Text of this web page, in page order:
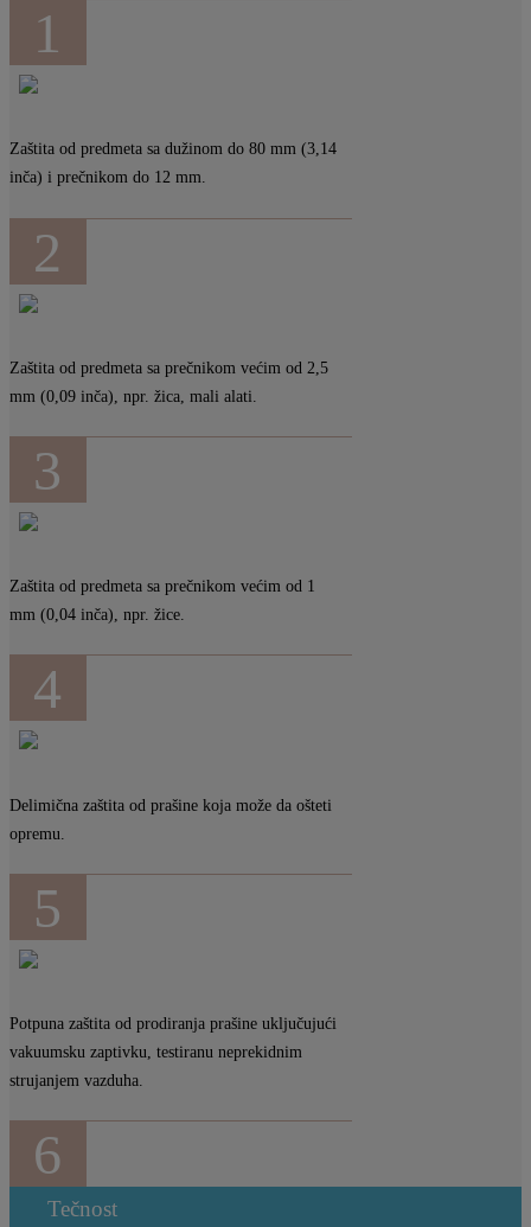
1
Zaštita od predmeta sa dužinom do 80 mm (3,14
inča) i prečnikom do 12 mm.
2
Zaštita od predmeta sa prečnikom većim od 2,5
mm (0,09 inča), npr. žica, mali alati.
3
Zaštita od predmeta sa prečnikom većim od 1
mm (0,04 inča), npr. žice.
4
Delimična zaštita od prašine koja može da ošteti
opremu.
5
Potpuna zaštita od prodiranja prašine uključujući
vakuumsku zaptivku, testiranu neprekidnim
strujanjem vazduha.
6
Tečnost